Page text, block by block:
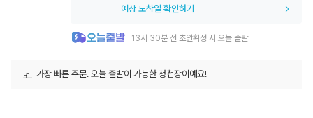
예상 도착일 확인하기
13시 30분 전 초안확정 시 오늘 출발
가장 빠른 주문. 오늘 출발이 가능한 청첩장이예요!